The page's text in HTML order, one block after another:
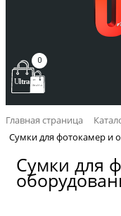
0
Главная страница
Сумки для фотокамер и
Сумки для